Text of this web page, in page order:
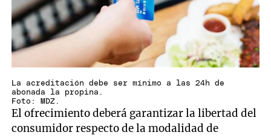
La acreditación debe ser mínimo a las 24h de
abonada la propina.
Foto: MDZ.
El ofrecimiento deberá garantizar la libertad del
consumidor respecto de la modalidad de